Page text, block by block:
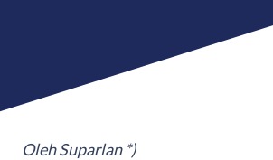
Oleh Suparlan *)